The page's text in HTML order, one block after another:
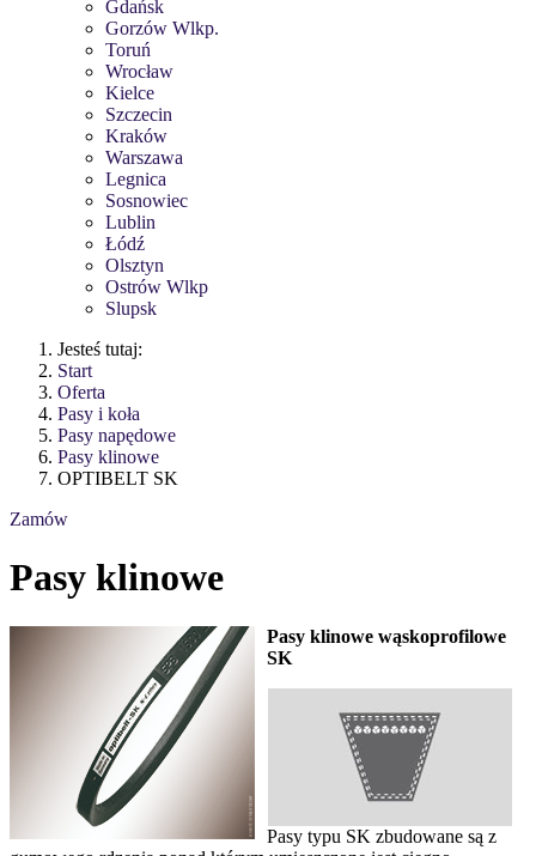
Gdańsk
Gorzów Wlkp.
Toruń
Wrocław
Kielce
Szczecin
Kraków
Warszawa
Legnica
Sosnowiec
Lublin
Łódź
Olsztyn
Ostrów Wlkp
Slupsk
Jesteś tutaj:
Start
Oferta
Pasy i koła
Pasy napędowe
Pasy klinowe
OPTIBELT SK
Zamów
Pasy klinowe
Pasy klinowe wąskoprofilowe
SK
Pasy typu SK zbudowane są z